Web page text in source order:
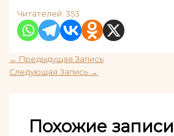
Читателей: 353
← Предыдущая Запись
Следующая Запись →
Похожие записи